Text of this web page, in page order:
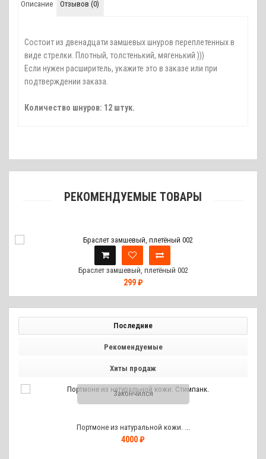
Описание Отзывов (0)
Состоит из двенадцати замшевых шнуров переплетенных в
виде стрелки. Плотный, толстенький, мягенький )))
Если нужен расширитель, укажите это в заказе или при
подтверждении заказа.
Количество шнуров: 12 штук.
РЕКОМЕНДУЕМЫЕ ТОВАРЫ
Браслет замшевый, плетёный 002
299 ₽
Последние
Рекомендуемые
Хиты продаж
Закончился
Портмоне из натуральной кожи. ...
4000 ₽